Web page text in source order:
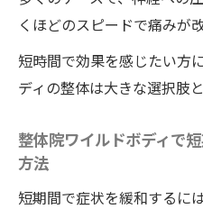
くほどのスピードで痛みが
短時間で効果を感じたい方
ディの整体は大きな選択肢
整体院ワイルドボディで
方法
短期間で症状を緩和するに